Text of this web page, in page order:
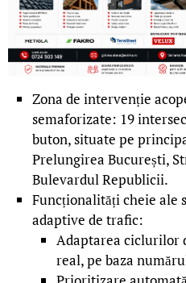
Zona de intervenție
semaforizate: 19
buton, situate pe
Prelungirea București,
Bulevardul Republicii.
Funcționalități cheie ale
adaptive de trafic:
Adaptarea ciclurilor
real, pe baza